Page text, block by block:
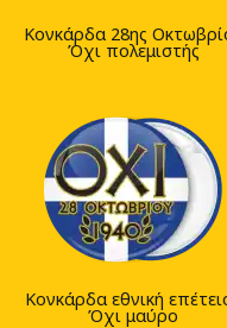
Κονκάρδα 28ης
Όχι πολεμιστής
Κονκάρδα εθνική
Όχι μαύρο